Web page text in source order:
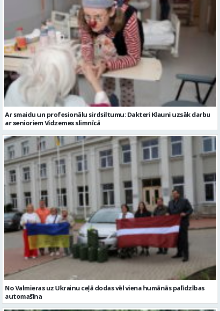
Ar smaidu un profesionālu sirdsiltumu: Dakteri Klauni uzsāk darbu
ar senioriem Vidzemes slimnīcā
No Valmieras uz Ukrainu ceļā dodas vēl viena humānās palīdzības
automašīna